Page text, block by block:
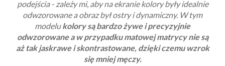
podejścia - zależy mi, aby na ekranie kolory były idealnie
odwzorowane a obraz był ostry i dynamiczny. W tym
modelukolory są bardzo żywe i precyzyjnie
odwzorowane a w przypadku matowej matrycy nie są
aż tak jaskrawe i skontrastowane, dzięki czemu wzrok
się mniej męczy.